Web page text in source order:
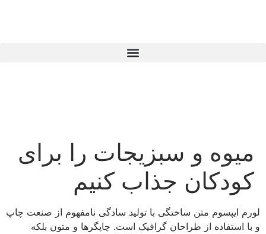
میوه و سبزیجات را برای
کودکان جذاب کنیم
لورم ایپسوم متن ساختگی با تولید سادگی نامفهوم از صنعت چاپ
و با استفاده از طراحان گرافیک است. چاپگرها و متون بلکه